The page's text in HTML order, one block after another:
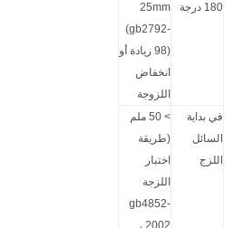
180 درجة
25mm
(gb2792-
98) زيادة أو
انخفاض
اللزوجة
في بداية
السائل
اللزج
> 50 ملم
(طريقة
اختبار
اللزجة
gb4852-